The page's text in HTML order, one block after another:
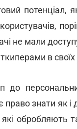
потенціал,
не мали
в своїх
до
знати як
обробляють